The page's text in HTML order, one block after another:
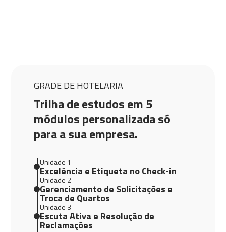
GRADE DE HOTELARIA
Trilha de estudos em 5
módulos personalizada só
para a sua empresa.
Unidade 1
Excelência e Etiqueta no Check-in
Unidade 2
Gerenciamento de Solicitações e
Troca de Quartos
Unidade 3
Escuta Ativa e Resolução de
Reclamações